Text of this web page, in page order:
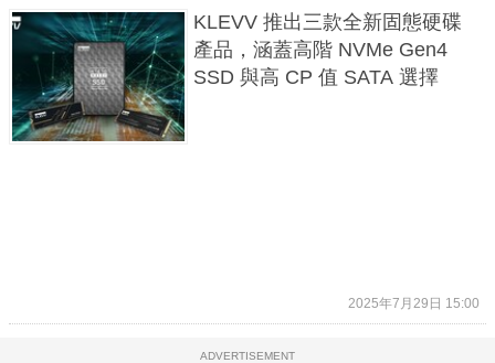
KLEVV 推出三款全新固態硬碟
產品，涵蓋高階 NVMe Gen4
SSD 與高 CP 值 SATA 選擇
2025年7月29日 15:00
ADVERTISEMENT